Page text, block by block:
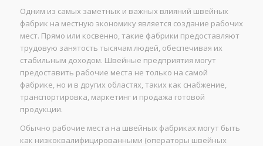
Одним из самых заметных и важных влияний швейных
фабрик на местную экономику является создание рабочих
мест. Прямо или косвенно, такие фабрики предоставляют
трудовую занятость тысячам людей, обеспечивая их
стабильным доходом. Швейные предприятия могут
предоставить рабочие места не только на самой
фабрике, но и в других областях, таких как снабжение,
транспортировка, маркетинг и продажа готовой
продукции.
Обычно рабочие места на швейных фабриках могут быть
как низкоквалифицированными (операторы швейных